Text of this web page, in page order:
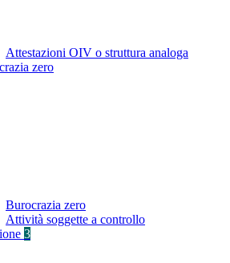
Attestazioni OIV o struttura analoga
zero
Burocrazia zero
Attività soggette a controllo
3